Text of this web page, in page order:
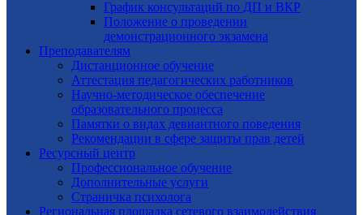
График консультаций по ДП и ВКР
Положение о проведении
демонстрационного экзамена
Преподавателям
Дистанционное обучение
Аттестация педагогических работников
Научно-методическое обеспечение
образовательного процесса
Памятки о видах девиантного поведения
Рекомендации в сфере защиты прав детей
Ресурсный центр
Профессиональное обучение
Дополнительные услуги
Страничка психолога
Региональная площадка сетевого взаимодействия